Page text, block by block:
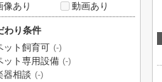
像あり
動画あり
わり条件
ット飼育可 (-)
ット専用設備 (-)
器相談 (-)